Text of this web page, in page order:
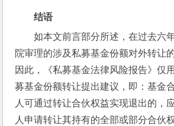
结语
如本文前言部分所述，在过去六
院审理的涉及私募基金份额对外转让
因此，《私募基金法律风险报告》仅
募基金份额转让提出建议，即：基金
人可通过转让合伙权益实现退出的，
人申请转让其持有的全部或部分合伙